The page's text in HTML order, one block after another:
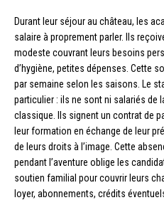
Durant leur séjour au château, les
salaire à proprement parler. Ils
modeste couvrant leurs besoins
d’hygiène, petites dépenses. Cette
par semaine selon les saisons. Le
particulier : ils ne sont ni salariés de
classique. Ils signent un contrat de
leur formation en échange de leur
de leurs droits à l’image. Cette
pendant l’aventure oblige les
soutien familial pour couvrir leurs
loyer, abonnements, crédits